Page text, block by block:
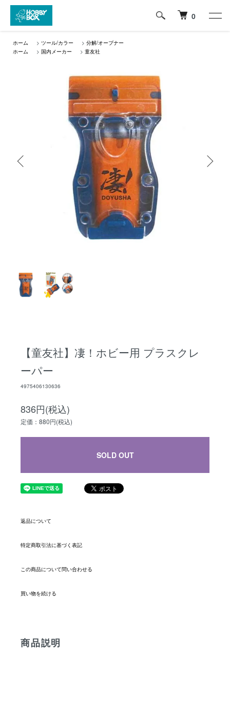
0
ホーム > ツール/カラー > 分解/オープナー
ホーム
> 国内メーカー > 童友社
【童友社】凄！ホビー用 プラスクレ
ーパー
4975406130636
836円(税込)
定価：880円(税込)
SOLD OUT
返品について
特定商取引法に基づく表記
この商品について問い合わせる
買い物を続ける
商品説明